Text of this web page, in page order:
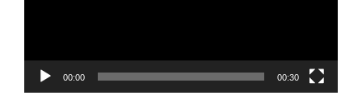
00:00 00:30